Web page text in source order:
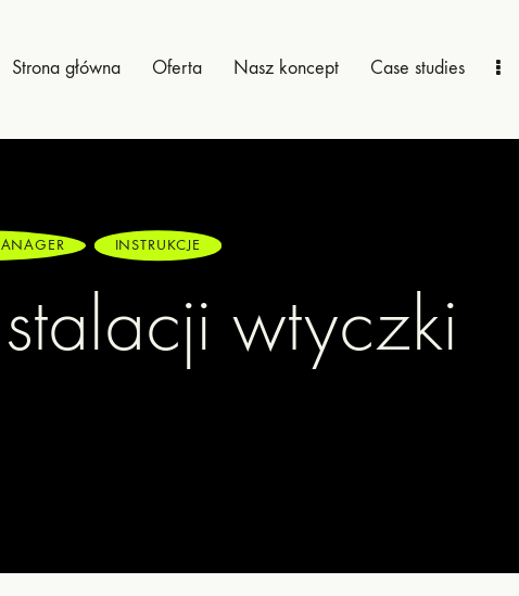
Strona główna Oferta Nasz koncept Case studies
INSTRUKCJE
wtyczki